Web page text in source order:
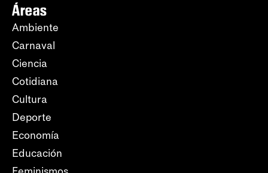
Áreas
Ambiente
Carnaval
Ciencia
Cotidiana
Cultura
Deporte
Economía
Educación